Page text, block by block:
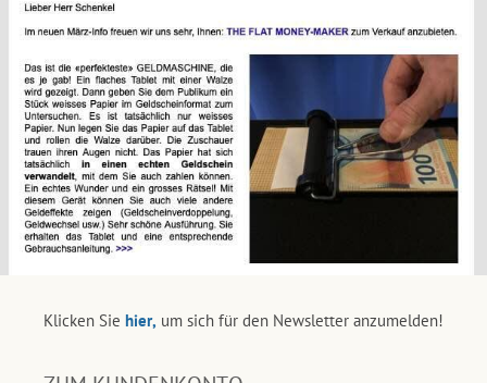
Klicken Sie hier, um sich für den Newsletter anzumelden!